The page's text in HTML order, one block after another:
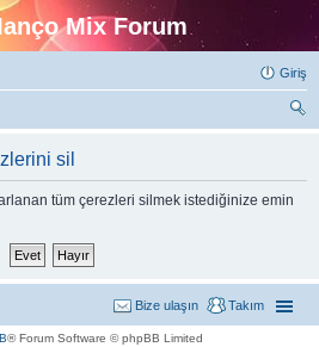
Mix Forum
Giriş
sil
tüm çerezleri silmek istediğinize emin
Takım
Bize ulaşın
® Forum Software © phpBB Limited